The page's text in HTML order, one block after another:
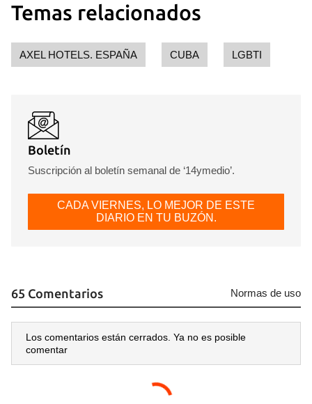
Temas relacionados
AXEL HOTELS. ESPAÑA CUBA LGBTI
Boletín
Suscripción al boletín semanal de ‘14ymedio’.
CADA VIERNES, LO MEJOR DE ESTE
DIARIO EN TU BUZÓN.
65 Comentarios Normas de uso
Los comentarios están cerrados. Ya no es posible
comentar